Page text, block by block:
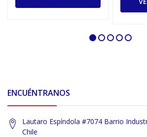
ENCUÉNTRANOS
Lautaro Espíndola #7074 Barrio
Chile